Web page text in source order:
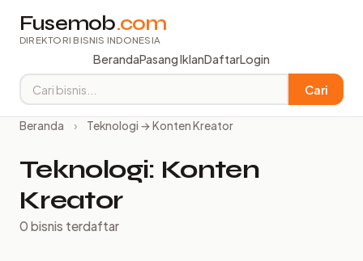
Fusemob.com
DIREKTORI BISNIS INDONESIA
BerandaPasang IklanDaftarLogin
Cari
Beranda › Teknologi → Konten Kreator
Teknologi: Konten
Kreator
0 bisnis terdaftar